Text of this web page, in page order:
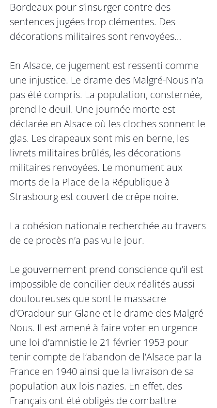
Bordeaux pour s’insurger contre des
sentences jugées trop clémentes. Des
décorations militaires sont renvoyées…
En Alsace, ce jugement est ressenti comme
une injustice. Le drame des Malgré-Nous n’a
pas été compris. La population, consternée,
prend le deuil. Une journée morte est
déclarée en Alsace où les cloches sonnent le
glas. Les drapeaux sont mis en berne, les
livrets militaires brûlés, les décorations
militaires renvoyées. Le monument aux
morts de la Place de la République à
Strasbourg est couvert de crêpe noire.
La cohésion nationale recherchée au travers
de ce procès n’a pas vu le jour.
Le gouvernement prend conscience qu’il est
impossible de concilier deux réalités aussi
douloureuses que sont le massacre
d’Oradour-sur-Glane et le drame des Malgré-
Nous. Il est amené à faire voter en urgence
une loi d’amnistie le 21 février 1953 pour
tenir compte de l’abandon de l’Alsace par la
France en 1940 ainsi que la livraison de sa
population aux lois nazies. En effet, des
Français ont été obligés de combattre